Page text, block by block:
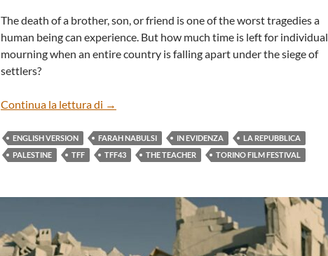
The death of a brother, son, or friend is one of the worst tragedies a
human being can experience. But how much time is left for individual
mourning when an entire country is falling apart under the siege of
settlers?
Continua la lettura di “THE TEACHER” BY FARAH NABULSI (ENG)
→
ENGLISH VERSION FARAH NABULSI IN EVIDENZA
LA REPUBBLICA
PALESTINE
TFF TFF43 THE TEACHER TORINO FILM FESTIVAL